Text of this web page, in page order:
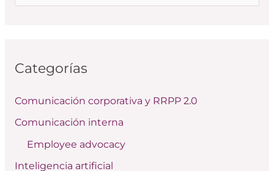
a
p
o
:
Categorías
Comunicación corporativa y RRPP 2.0
Comunicación interna
Employee advocacy
Inteligencia artificial